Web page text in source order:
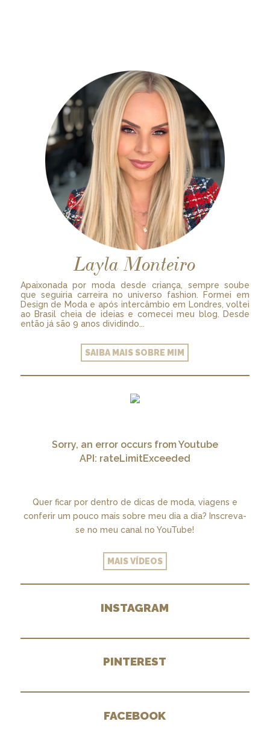
Layla Monteiro
Apaixonada por moda desde criança, sempre soube
que seguiria carreira no universo fashion. Formei em
Design de Moda e após intercâmbio em Londres, voltei
ao Brasil cheia de ideias e comecei meu blog. Desde
então já são 9 anos dividindo...
SAIBA MAIS SOBRE MIM
Sorry, an error occurs from Youtube
API: rateLimitExceeded
Quer ficar por dentro de dicas de moda, viagens e
conferir um pouco mais sobre meu dia a dia? Inscreva-
se no meu canal no YouTube!
MAIS VÍDEOS
INSTAGRAM
PINTEREST
FACEBOOK